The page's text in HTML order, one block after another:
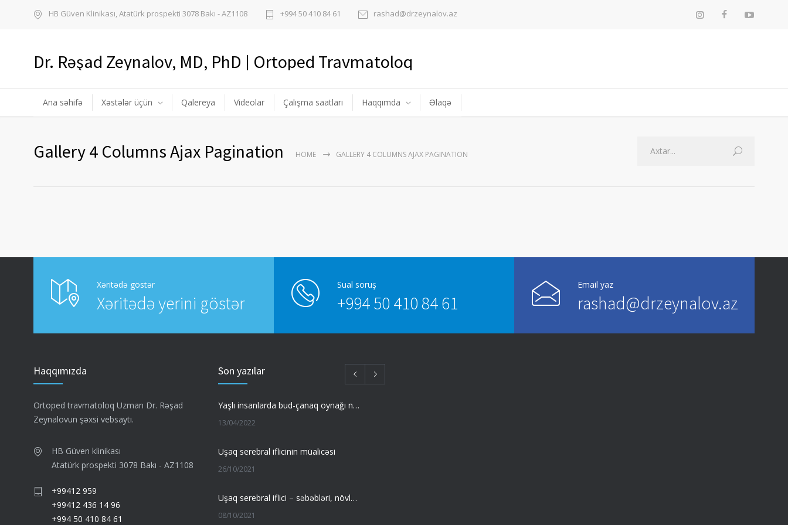
HB Güven Klinikası, Atatürk prospekti 3078 Bakı - AZ1108 +994 50 410 84 61 rashad@drzeynalov.az
Dr. Rəşad Zeynalov, MD, PhD | Ortoped Travmatoloq
Ana səhifə Xəstələr üçün Qalereya Videolar Çalışma saatları Haqqımda Əlaqə
Gallery 4 Columns Ajax Pagination HOME GALLERY 4 COLUMNS AJAX PAGINATION
Xəritədə göstər
Xəritədə yerini göstər
Sual soruş
+994 50 410 84 61
Email yaz
rashad@drzeynalov.az
Haqqımızda
Ortoped travmatoloq Uzman Dr. Rəşad
Zeynalovun şəxsi vebsaytı.
HB Güven klinikası
Atatürk prospekti 3078 Bakı - AZ1108
+99412 959
+99412 436 14 96
+994 50 410 84 61
Son yazılar
Yaşlı insanlarda bud-çanaq oynağı nahiyəsində sınıqlar
13/04/2022
Uşaq serebral iflicinin müalicəsi
26/10/2021
Uşaq serebral iflici – səbəbləri, növləri, əlamətləri
08/10/2021